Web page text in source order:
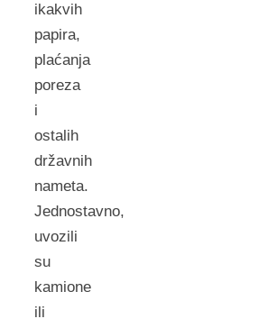
ikakvih
papira,
plaćanja
poreza
i
ostalih
državnih
nameta.
Jednostavno,
uvozili
su
kamione
ili